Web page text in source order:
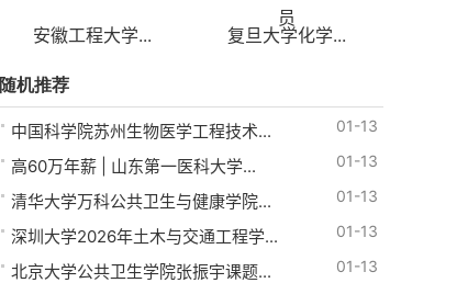
安徽工程大学... 复旦大学化学...
随机推荐
01-13
中国科学院苏州生物医学工程技术...
01-13
高60万年薪 | 山东第一医科大学...
01-13
清华大学万科公共卫生与健康学院...
01-13
深圳大学2026年土木与交通工程学...
01-13
北京大学公共卫生学院张振宇课题...